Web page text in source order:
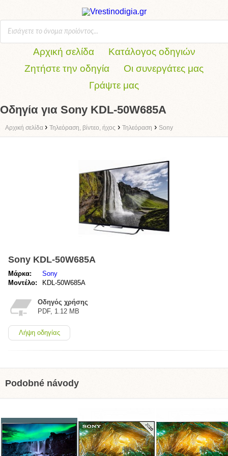
Αρχική σελίδα
Κατάλογος οδηγιών
Ζητήστε την οδηγία
Οι συνεργάτες μας
Γράψτε μας
Οδηγία για Sony KDL-50W685A
Αρχική σελίδα › Τηλεόραση, βίντεο, ήχος › Τηλεόραση › Sony
Sony KDL-50W685A
Μάρκα:
Sony
Μοντέλο:
KDL-50W685A
Οδηγός χρήσης
PDF, 1.12 MB
Λήψη οδηγίας
Podobné návody